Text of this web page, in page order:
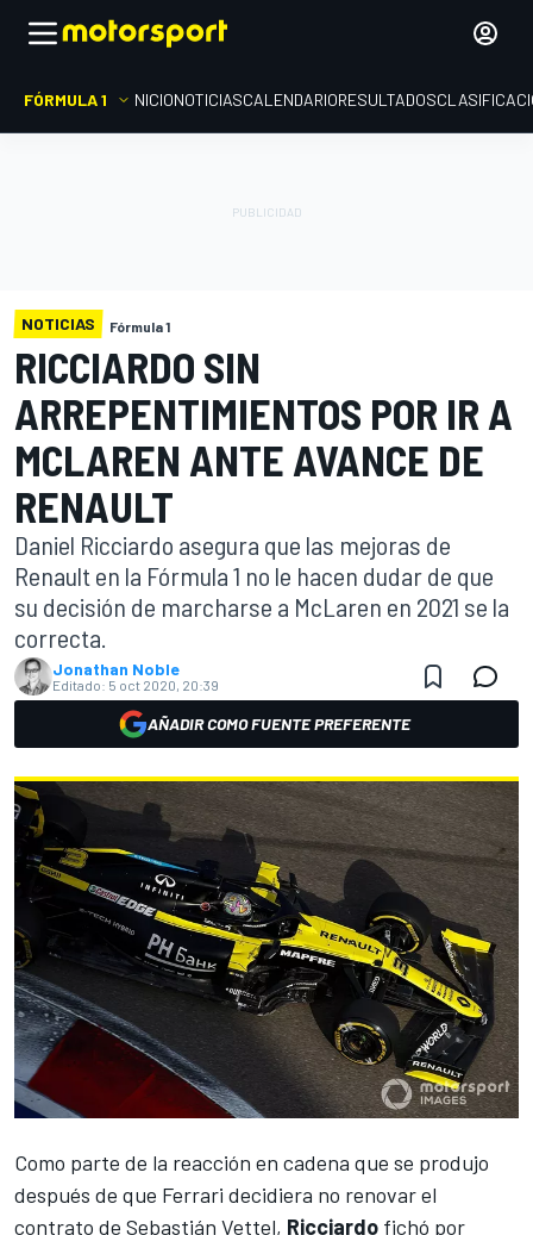
FÓRMULA 1 INICIONOTICIASCALENDARIORESULTADOS
NOTICIAS Fórmula 1
RICCIARDO SIN
ARREPENTIMIENTOS POR IR A
MCLAREN ANTE AVANCE DE
RENAULT
Daniel Ricciardo asegura que las mejoras de
Renault en la Fórmula 1 no le hacen dudar de que
su decisión de marcharse a McLaren en 2021 se la
correcta.
Jonathan Noble
Editado: 5 oct 2020, 20:39
AÑADIR COMO FUENTE PREFERENTE
Como parte de la reacción en cadena que se produjo
después de que Ferrari decidiera no renovar el
contrato de Sebastián Vettel, Ricciardo fichó por